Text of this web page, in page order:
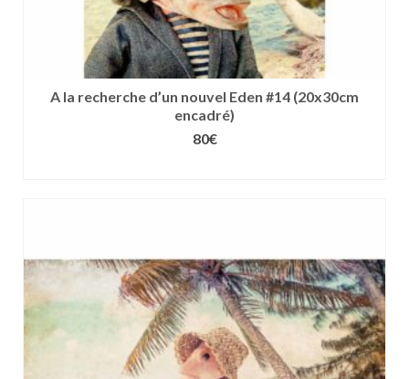
A la recherche d’un nouvel Eden #14 (20x30cm
encadré)
80€
variations.
Les
options
peuvent
être
choisies
sur